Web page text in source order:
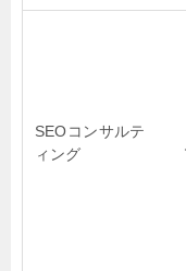
SEOコンサルテ
ィング